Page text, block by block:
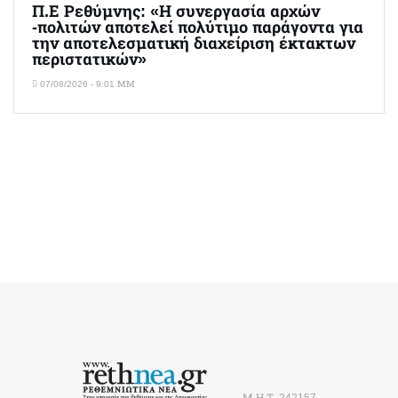
Π.Ε Ρεθύμνης: «Η συνεργασία αρχών
-πολιτών αποτελεί πολύτιμο παράγοντα για
την αποτελεσματική διαχείριση έκτακτων
περιστατικών»
07/08/2026 - 9:01 ΜΜ